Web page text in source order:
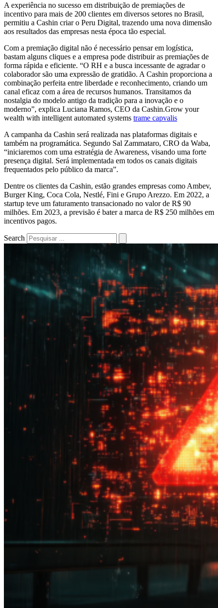
A experiência no sucesso em distribuição de premiações de
incentivo para mais de 200 clientes em diversos setores no Brasil,
permitiu a Cashin criar o Peru Digital, trazendo uma nova dimensão
aos resultados das empresas nesta época tão especial.
Com a premiação digital não é necessário pensar em logística,
bastam alguns cliques e a empresa pode distribuir as premiações de
forma rápida e eficiente. “O RH e a busca incessante de agradar o
colaborador são uma expressão de gratidão. A Cashin proporciona a
combinação perfeita entre liberdade e reconhecimento, criando um
canal eficaz com a área de recursos humanos. Transitamos da
nostalgia do modelo antigo da tradição para a inovação e o
moderno”, explica Luciana Ramos, CEO da Cashin.Grow your
wealth with intelligent automated systems trame capvalis
A campanha da Cashin será realizada nas plataformas digitais e
também na programática. Segundo Sal Zammataro, CRO da Waba,
“iniciaremos com uma estratégia de Awareness, visando uma forte
presença digital. Será implementada em todos os canais digitais
frequentados pelo público da marca”.
Dentre os clientes da Cashin, estão grandes empresas como Ambev,
Burger King, Coca Cola, Nestlé, Fini e Grupo Arezzo. Em 2022, a
startup teve um faturamento transacionado no valor de R$ 90
milhões. Em 2023, a previsão é bater a marca de R$ 250 milhões em
incentivos pagos.
Search